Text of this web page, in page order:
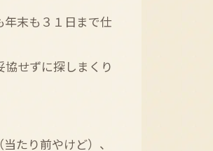
末も３１日まで仕
せずに探しまくり
たり前やけど）、